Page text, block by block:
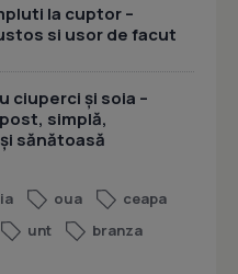
la cuptor –
si usor de facut
ciuperci și soia –
simplă,
sănătoasă
oua
ceapa
unt
branza